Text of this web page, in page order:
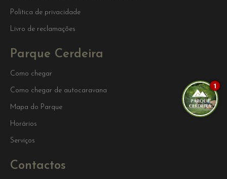
Política de privacidade
Livro de reclamações
Parque Cerdeira
Como chegar
Como chegar de autocaravana
Mapa do Parque
Horários
Serviços
Contactos
1